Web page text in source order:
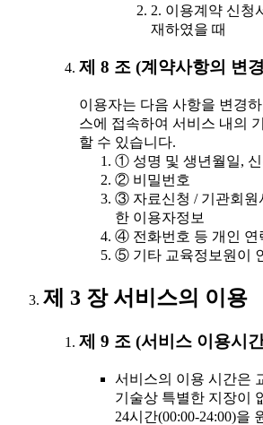
2. 이용계약 신청
재하였을 때
제 8 조 (계약사항의 변
이용자는 다음 사항을 변경
스에 접속하여 서비스 내의
할 수 있습니다.
① 성명 및 생년월일, 신
② 비밀번호
③ 자료신청 / 기관회원
한 이용자정보
④ 전화번호 등 개인 연
⑤ 기타 교육정보원이
제 3 장 서비스의 이용
제 9 조 (서비스 이용시
서비스의 이용 시간은
기술상 특별한 지장이
24시간(00:00-24:00)을